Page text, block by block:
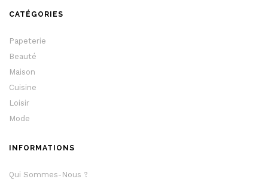
CATÉGORIES
Papeterie
Beauté
Maison
Cuisine
Loisir
Mode
INFORMATIONS
Qui Sommes-Nous ?